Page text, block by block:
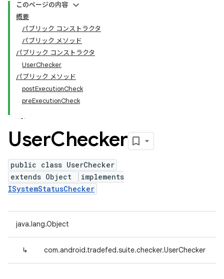
このページの内容
概要
パブリック コンストラクタ
パブリック メソッド
パブリック コンストラクタ
UserChecker
パブリック メソッド
postExecutionCheck
preExecutionCheck
UserChecker
public class UserChecker
extends Object
implements
ISystemStatusChecker
java.lang.Object
↳ com.android.tradefed.suite.checker.UserChecker